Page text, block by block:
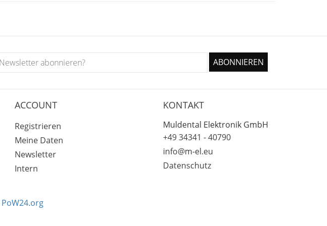
ACCOUNT
Registrieren
Meine Daten
Newsletter
Intern
KONTAKT
Muldental Elektronik GmbH
+49 34341 - 40790
info@m-el.eu
Datenschutz
PoW24.org